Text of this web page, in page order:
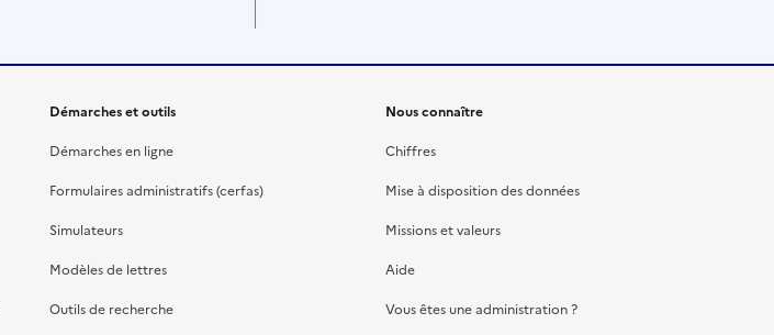
Démarches et outils
Démarches en ligne
Formulaires administratifs (cerfas)
Simulateurs
Modèles de lettres
Outils de recherche
Nous connaître
Chiffres
Mise à disposition des données
Missions et valeurs
Aide
Vous êtes une administration ?